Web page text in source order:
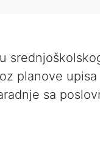
planove upisa
sa